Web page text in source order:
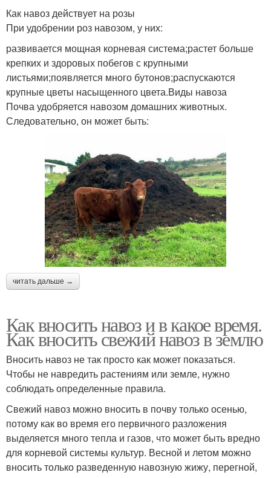
Как навоз действует на розы
При удобрении роз навозом, у них:
развивается мощная корневая система;растет больше
крепких и здоровых побегов с крупными
листьями;появляется много бутонов;распускаются
крупные цветы насыщенного цвета.Виды навоза
Почва удобряется навозом домашних животных.
Следовательно, он может быть:
читать дальше →
Как вносить навоз и в какое время.
Как вносить свежий навоз в землю
Вносить навоз не так просто как может показаться.
Чтобы не навредить растениям или земле, нужно
соблюдать определенные правила.
Свежий навоз можно вносить в почву только осенью,
потому как во время его первичного разложения
выделяется много тепла и газов, что может быть вредно
для корневой системы культур. Весной и летом можно
вносить только разведенную навозную жижу, перегной,